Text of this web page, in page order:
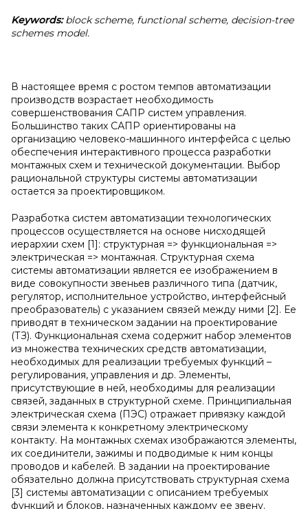
Keywords:block scheme, functional scheme, decision-tree
schemes model.
В настоящее время с ростом темпов автоматизации
производств возрастает необходимость
совершенствования САПР систем управления.
Большинство таких САПР ориентированы на
организацию человеко-машинного интерфейса с целью
обеспечения интерактивного процесса разработки
монтажных схем и технической документации. Выбор
рациональной структуры системы автоматизации
остается за проектировщиком.
Разработка систем автоматизации технологических
процессов осуществляется на основе нисходящей
иерархии схем [1]: структурная => функциональная =>
электрическая => монтажная. Структурная схема
системы автоматизации является ее изображением в
виде совокупности звеньев различного типа (датчик,
регулятор, исполнительное устройство, интерфейсный
преобразователь) с указанием связей между ними [2]. Ее
приводят в техническом задании на проектирование
(ТЗ). Функциональная схема содержит набор элементов
из множества технических средств автоматизации,
необходимых для реализации требуемых функций –
регулирования, управления и др. Элементы,
присутствующие в ней, необходимы для реализации
связей, заданных в структурной схеме. Принципиальная
электрическая схема (ПЭС) отражает привязку каждой
связи элемента к конкретному электрическому
контакту. На монтажных схемах изображаются элементы,
их соединители, зажимы и подводимые к ним концы
проводов и кабелей. В задании на проектирование
обязательно должна присутствовать структурная схема
[3] системы автоматизации с описанием требуемых
функций и блоков, назначенных каждому ее звену.